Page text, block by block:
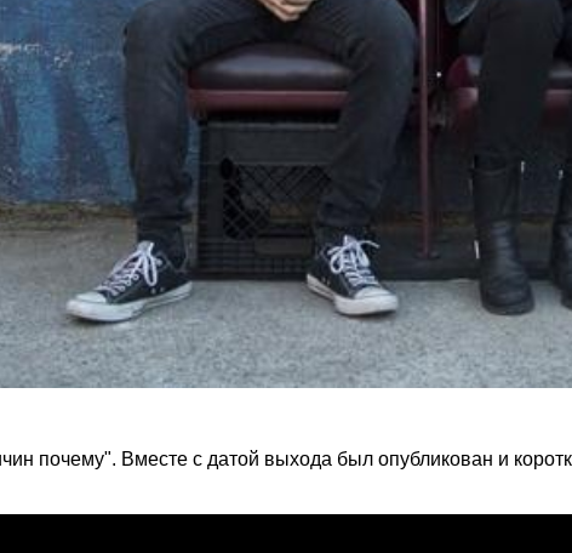
почему". Вместе с датой выхода был опубликован и